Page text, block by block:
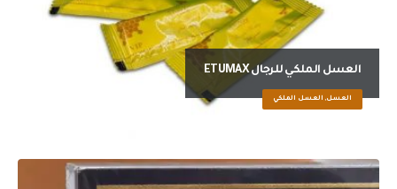
العسل الملكي للرجال ETUMAX
العسل, العسل الملكي